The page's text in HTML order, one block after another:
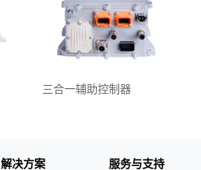
三合⼀辅助控制器
解决方案 服务与支持